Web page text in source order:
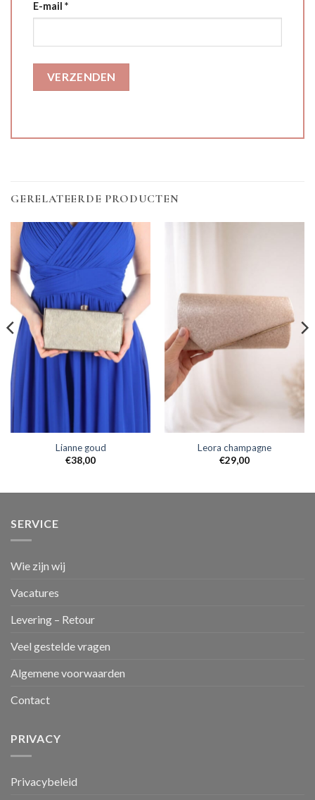
E-mail *
GERELATEERDE PRODUCTEN
Lianne goud
€38,00
Leora champagne
€29,00
SERVICE
Wie zijn wij
Vacatures
Levering – Retour
Veel gestelde vragen
Algemene voorwaarden
Contact
PRIVACY
Privacybeleid